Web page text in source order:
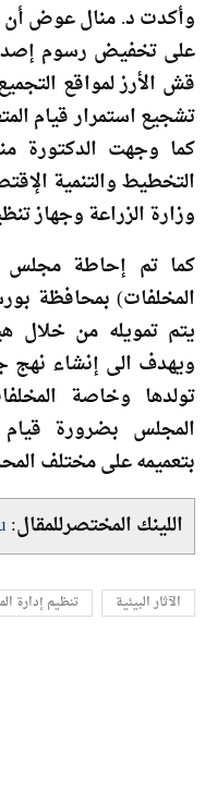
وأكدت د. منال عوض أن
على تخفيض رسوم
قش الأرز لمواقع
تشجيع استمرار قيام
كما وجهت الدكتورة
التخطيط والتنمية
وزارة الزراعة وجهاز
كما تم إحاطة مجلس
المخلفات) بمحافظة
يتم تمويله من خلال
ويهدف الى إنشاء نهج
تولدها وخاصة
المجلس بضرورة
بتعميمه على مختلف
اللينك المختصرللمقال:
الآثار البيئية تنظيم إدارة